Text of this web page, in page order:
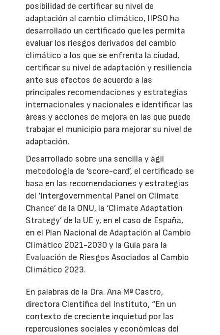
posibilidad de certificar su nivel de
adaptación al cambio climático, IIPSO ha
desarrollado un certificado que les permita
evaluar los riesgos derivados del cambio
climático a los que se enfrenta la ciudad,
certificar su nivel de adaptación y resiliencia
ante sus efectos de acuerdo a las
principales recomendaciones y estrategias
internacionales y nacionales e identificar las
áreas y acciones de mejora en las que puede
trabajar el municipio para mejorar su nivel de
adaptación.
Desarrollado sobre una sencilla y ágil
metodología de ‘score-card’, el certificado se
basa en las recomendaciones y estrategias
del ‘Intergovernmental Panel on Climate
Chance’ de la ONU, la ‘Climate Adaptation
Strategy’ de la UE y, en el caso de España,
en el Plan Nacional de Adaptación al Cambio
Climático 2021-2030 y la Guía para la
Evaluación de Riesgos Asociados al Cambio
Climático 2023.
En palabras de la Dra. Ana Mª Castro,
directora Científica del Instituto, “En un
contexto de creciente inquietud por las
repercusiones sociales y económicas del